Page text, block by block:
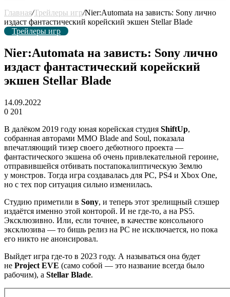
Главная/Трейлеры игр/Nier:Automata на зависть: Sony лично
издаст фантастический корейский экшен Stellar Blade
Трейлеры игр
Nier:Automata на зависть: Sony лично
издаст фантастический корейский
экшен Stellar Blade
14.09.2022
0 201
В далёком 2019 году юная корейская студия ShiftUp,
собранная авторами MMO Blade and Soul, показала
впечатляющий тизер своего дебютного проекта —
фантастического экшена об очень привлекательной героине,
отправившейся отбивать постапокалиптическую Землю
у монстров. Тогда игра создавалась для PC, PS4 и Xbox One,
но с тех пор ситуация сильно изменилась.
Студию приметили в Sony, и теперь этот зрелищный слэшер
издаётся именно этой конторой. И не где-то, а на PS5.
Эксклюзивно. Или, если точнее, в качестве консольного
эксклюзива — то бишь релиз на PC не исключается, но пока
его никто не анонсировал.
Выйдет игра где-то в 2023 году. А называться она будет
не Project EVE (само собой — это название всегда было
рабочим), а Stellar Blade.